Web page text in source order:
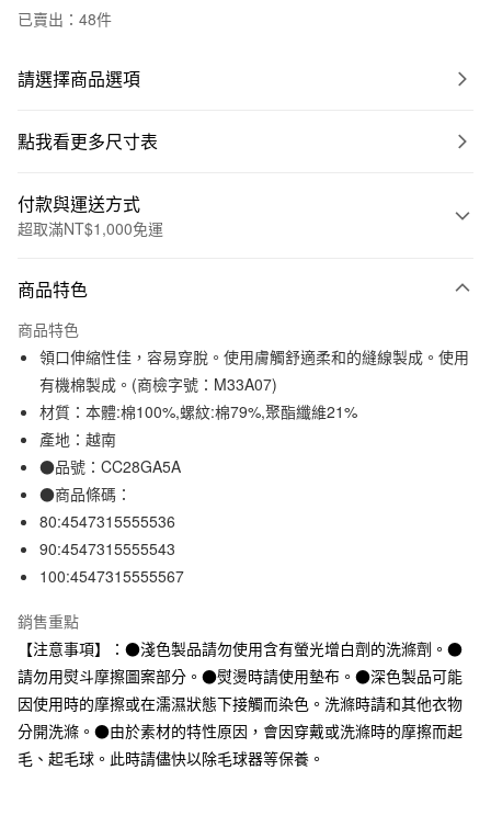
已賣出：48件
請選擇商品選項
點我看更多尺寸表
付款與運送方式
超取滿NT$1,000免運
信用卡一次付款
信用卡分期付款
3 期 0 利率 每期NT$96
合作金庫商業銀行
第一商業銀行
華南商業銀行
上海商業儲蓄銀行
臺灣中小企業銀行
匯豐（台灣）商業銀行
聯邦商業銀行
元大商業銀行
台新國際商業銀行
台灣樂天信用卡公司
超商取貨付款
LINE Pay
Apple Pay
街口支付
悠遊付
運送方式
全家取貨付款
每筆NT$65，滿NT$1,000(含以上)免運費
付款後全家取貨
每筆NT$65，滿NT$1,000(含以上)免運費
商品特色
商品特色
領口伸縮性佳，容易穿脫。使用膚觸舒適柔和的縫線製成。使用
有機棉製成。(商檢字號：M33A07)
材質：本體:棉100%,螺紋:棉79%,聚酯纖維21%
產地：越南
●品號：CC28GA5A
●商品條碼：
80:4547315555536
90:4547315555543
100:4547315555567
銷售重點
【注意事項】：●淺色製品請勿使用含有螢光增白劑的洗滌劑。●
請勿用熨斗摩擦圖案部分。●熨燙時請使用墊布。●深色製品可能
因使用時的摩擦或在濡濕狀態下接觸而染色。洗滌時請和其他衣物
分開洗滌。●由於素材的特性原因，會因穿戴或洗滌時的摩擦而起
毛、起毛球。此時請儘快以除毛球器等保養。